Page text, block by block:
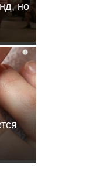
но
i